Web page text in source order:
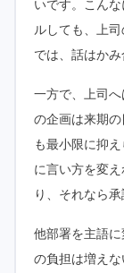
いです。こん
ルしても、上
では、話はか
一方で、上司
の企画は来期
も最小限に抑
に言い方を変
り、それなら
他部署を主語
の負担は増え